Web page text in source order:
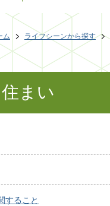
ム ライフシーンから探す
まい
すること